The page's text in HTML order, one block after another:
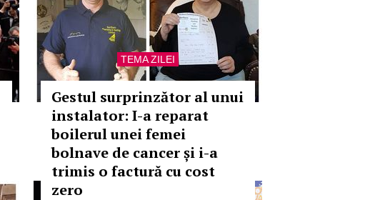
TEMA ZILEI
Gestul surprinzător al unui
instalator: I-a reparat
boilerul unei femei
bolnave de cancer și i-a
trimis o factură cu cost
zero